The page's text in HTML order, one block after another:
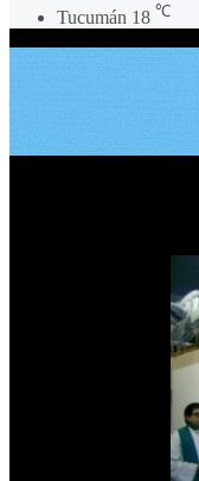
Tucumán 18 ℃